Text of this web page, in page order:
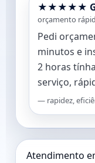
★★★★★
orçamento
Pedi
minutos e
2 horas
serviço,
— rapidez,
Atendimento